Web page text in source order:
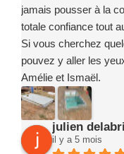
jamais pousser à la
totale confiance tout
Si vous cherchez
pouvez y aller les
Amélie et Ismaël.
julien
il y a 5 mois